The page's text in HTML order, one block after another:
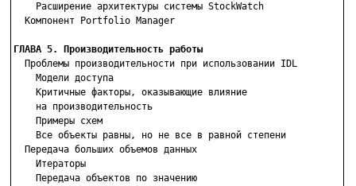
    Расширение архитектуры системы StockWatch
  Компонент Portfolio Manager
ГЛАВА 5. Производительность работы
Проблемы производительности при использовании IDL
    Модели доступа
    Критичные факторы, оказывающие влияние
    на производительность
    Примеры схем
    Все объекты равны, но не все в равной степени
  Передача больших объемов данных
    Итераторы
    Передача объектов по значению